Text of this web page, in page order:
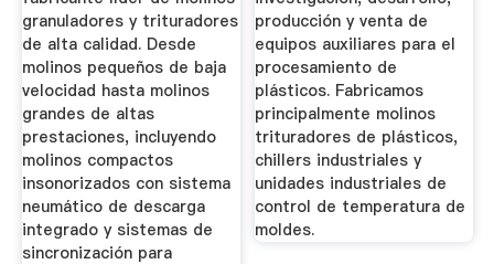
granuladores y trituradores
de alta calidad. Desde
molinos pequeños de baja
velocidad hasta molinos
grandes de altas
prestaciones, incluyendo
molinos compactos
insonorizados con sistema
neumático de descarga
integrado y sistemas de
sincronización para
producción y venta de
equipos auxiliares para el
procesamiento de
plásticos. Fabricamos
principalmente molinos
trituradores de plásticos,
chillers industriales y
unidades industriales de
control de temperatura de
moldes.